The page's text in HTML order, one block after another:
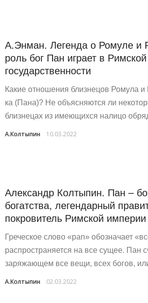
А.Энман. Легенда о Ромуле и
роль бог Пан играет в Римской
государственности
Какие отно­ше­ния близ­не­цов Ромула
ка (Пана)? Не объ­яс­ня­ют­ся ли
близ­не­цах из име­ю­щих­ся нали­цо
А.Колтыпин 10.03.2022
Александр Колтыпин. Пан –
богатства, легендарный
покровитель Римской империи
Греческое слово «pan» обозначает
распространяется на все сущее. Пан
заряжающем все вещи, всех богов,
А.Колтыпин 02.03.2022